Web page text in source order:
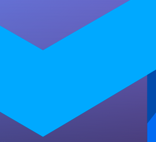
para personal trainer de
como o Personal
você a registrar progressões